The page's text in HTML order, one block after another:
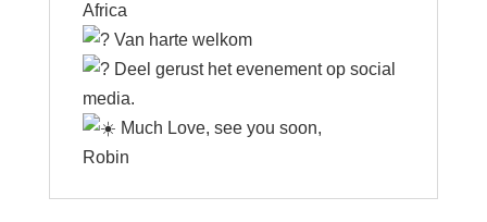
Africa
Van harte welkom
Deel gerust het evenement op social
media.
Much Love, see you soon,
Robin